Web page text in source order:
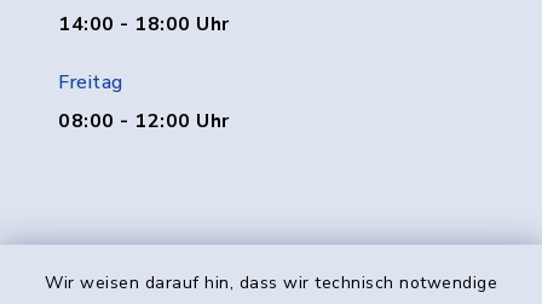
Wir weisen darauf hin, dass wir technisch notwendige
14:00 - 18:00 Uhr
Freitag
08:00 - 12:00 Uhr